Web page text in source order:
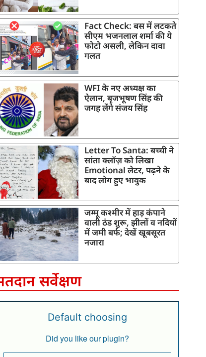
Fact Check: बस में लटकते
सीएम भजनलाल शर्मा की ये
फोटो असली, लेकिन दावा
गलत
WFI के नए अध्यक्ष का
ऐलान, बृजभूषण सिंह की
जगह लेंगे संजय सिंह
Letter To Santa: बच्ची ने
सांता क्लॉज़ को लिखा
Emotional लेटर, पढ़ने के
बाद लोग हुए भावुक
जम्मू कश्मीर में हाड़ कंपाने
वाली ठंड शुरू, झीलों व नदियों
में जमी बर्फ; देखें खूबसूरत
नजारा
सर्वेक्षण
Default choosing
Did you like our plugin?